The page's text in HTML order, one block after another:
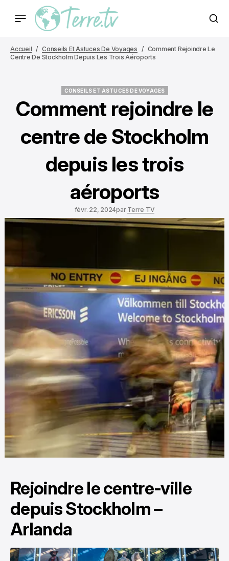
Accueil Conseils Et Astuces De Voyages
Comment Rejoindre Le
Centre De Stockholm Depuis Les Trois Aéroports
CONSEILS ET ASTUCES DE VOYAGES
Comment rejoindre le
centre de Stockholm
depuis les trois
aéroports
févr. 22, 2024par Terre TV
Rejoindre le centre-ville
depuis Stockholm –
Arlanda